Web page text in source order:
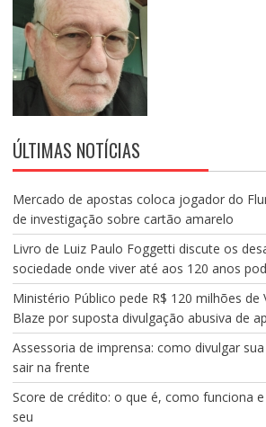
ÚLTIMAS NOTÍCIAS
Mercado de apostas coloca jogador do
de investigação sobre cartão amarelo
Livro de Luiz Paulo Foggetti discute os
sociedade onde viver até aos 120 anos
Ministério Público pede R$ 120 milhões de
Blaze por suposta divulgação abusiva de
Assessoria de imprensa: como divulgar
sair na frente
Score de crédito: o que é, como funciona
seu